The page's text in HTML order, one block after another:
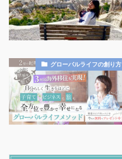
グローバルライフの創り方